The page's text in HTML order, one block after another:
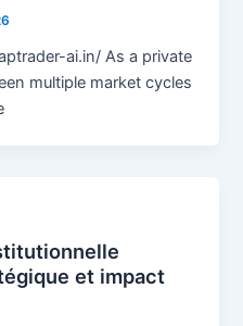
ai.in/ As a private
multiple market cycles
et impact